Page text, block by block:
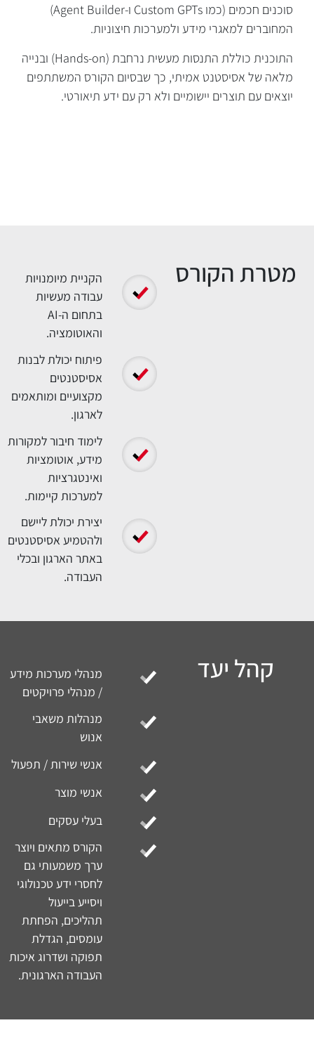
הקורס
סוכנים חכמים (כמו Custom GPTs ו-Agent Builder)
המחוברים למאגרי מידע ולמערכות חיצוניות.
התוכנית כוללת התנסות מעשית נרחבת (Hands-on) ובנייה
מלאה של אסיסטנט אמיתי, כך שבסיום הקורס המשתתפים
יוצאים עם תוצרים יישומיים ולא רק עם ידע תיאורטי.
הקורס
בתחום ה-AI
פיתוח יכולת לבנות
אסיסטנטים
מקצועיים ומותאמים
לימוד חיבור למקורות
מידע, אוטומציות
ואינטגרציות
למערכות קיימות.
יצירת יכולת ליישם
ולהטמיע אסיסטנטים